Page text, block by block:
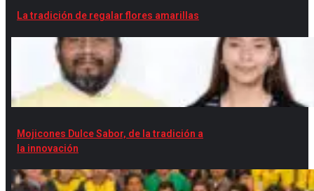
La tradición de regalar flores amarillas
Mojicones Dulce Sabor, de la tradición a
la innovación